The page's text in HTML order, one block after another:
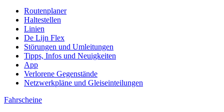
Routenplaner
Haltestellen
Linien
De Lijn Flex
Störungen und Umleitungen
Tipps, Infos und Neuigkeiten
App
Verlorene Gegenstände
Netzwerkpläne und Gleiseinteilungen
Fahrscheine